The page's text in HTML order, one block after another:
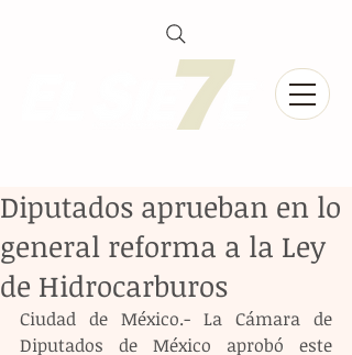
Diputados aprueban en lo
general reforma a la Ley
de Hidrocarburos
Ciudad de México.- La Cámara de
Diputados de México aprobó este